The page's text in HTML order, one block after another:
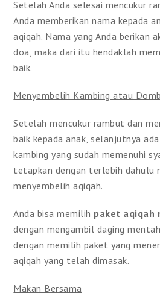
Setelah Anda selesai mencukur
Anda memberikan nama kepada
aqiqah. Nama yang Anda berikan
doa, maka dari itu hendaklah
baik.
Menyembelih Kambing atau
Setelah mencukur rambut dan
baik kepada anak, selanjutnya
kambing yang sudah memenuhi
tetapkan dengan terlebih dahulu
menyembelih aqiqah.
Anda bisa memilih paket aqiqah
dengan mengambil daging
dengan memilih paket yang
aqiqah yang telah dimasak.
Makan Bersama